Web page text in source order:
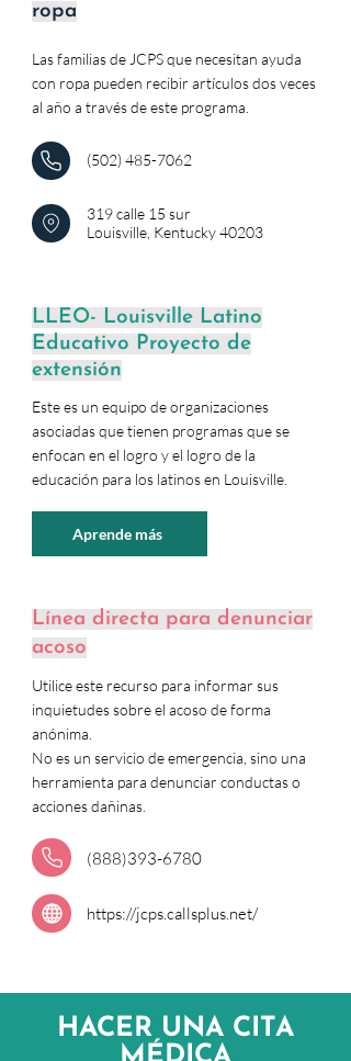
ropa
Las familias de JCPS que necesitan ayuda
con ropa pueden recibir artículos dos veces
al año a través de este programa.
(502) 485-7062
319 calle 15 sur
Louisville, Kentucky 40203
LLEO- Louisville Latino
Educativo Proyecto de
extensión
Este es un equipo de organizaciones
asociadas que tienen programas que se
enfocan en el logro y el logro de la
educación para los latinos en Louisville.
Aprende más
Línea directa para denunciar
acoso
Utilice este recurso para informar sus
inquietudes sobre el acoso de forma
anónima.
No es un servicio de emergencia, sino una
herramienta para denunciar conductas o
acciones dañinas.
(888)393-6780
https://jcps.callsplus.net/
HACER UNA CITA